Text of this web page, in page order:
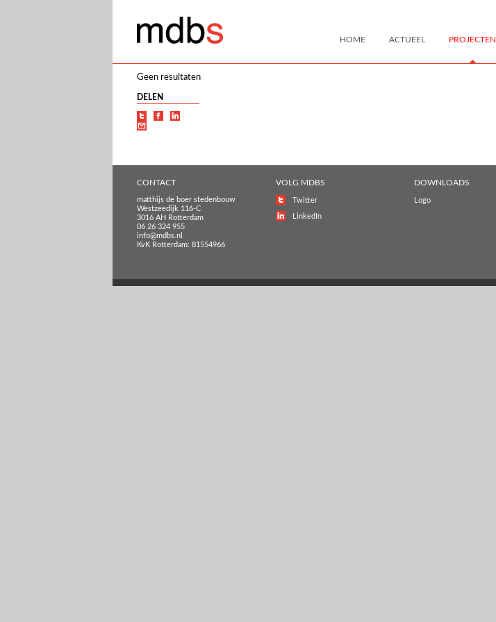
HOME ACTUEEL PROJECTEN
Geen resultaten
DELEN
CONTACT
matthijs de boer stedenbouw
Westzeedijk 116-C
3016 AH Rotterdam
06 26 324 955
info@mdbs.nl
KvK Rotterdam: 81554966
VOLG MDBS
Twitter
LinkedIn
DOWNLOADS
Logo